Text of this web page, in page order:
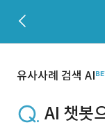
유사사례 검색 AI
AI 챗봇